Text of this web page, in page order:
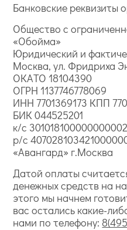
Банковские реквизиты
Общество с
«Обойма»
Юридический и
Москва, ул. Фридриха
ОКАТО 18104390
ОГРН 1137746778069
ИНН 7701369173 КПП
БИК 044525201
к/с
р/с
«Авангард» г.Москва
Датой оплаты
денежных средств на
этого мы начнем
вас остались какие-
нами по телефону: